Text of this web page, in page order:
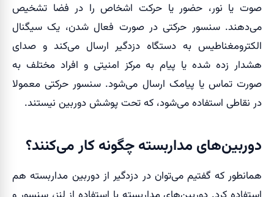
صوت یا نور، حضور یا حرکت اشخاص را در فضا تشخیص
می‌دهند. سنسور حرکتی در صورت فعال شدن، یک سیگنال
الکترومغناطیس به دستگاه دزدگیر ارسال می‌کند و صدای
هشدار زده شده یا پیام به مرکز امنیتی و افراد مختلف به
صورت تماس یا پیامک ارسال می‌شود. سنسور حرکتی معمولا
در نقاطی استفاده می‌شود، که تحت پوشش دوربین نیستند.
دوربین‌های مداربسته چگونه کار می‌کنند؟
همانطور که گفتیم می‌توان در دزدگیر از دوربین مداربسته هم